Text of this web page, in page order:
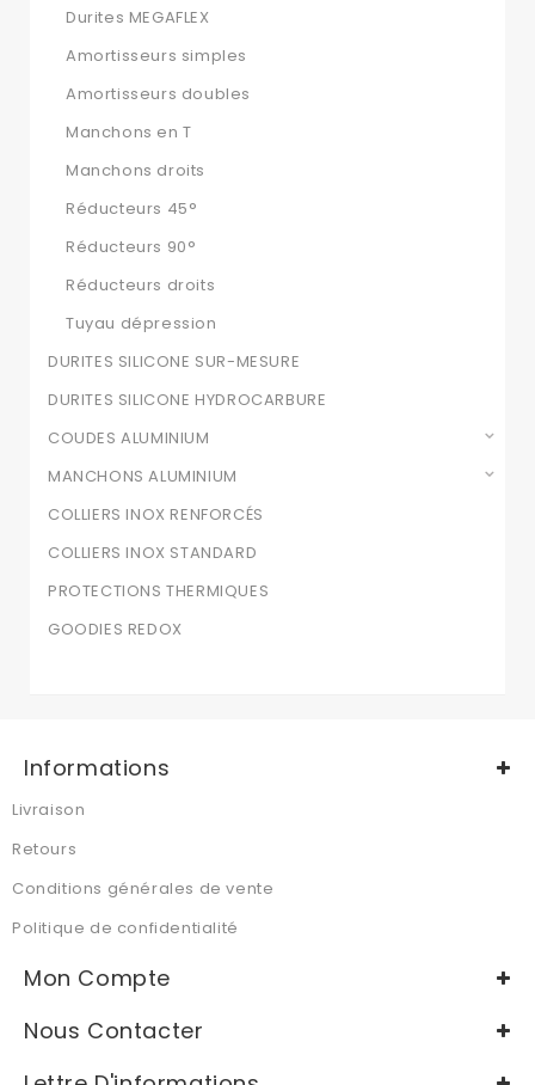
Durites MEGAFLEX
Amortisseurs simples
Amortisseurs doubles
Manchons en T
Manchons droits
Réducteurs 45°
Réducteurs 90°
Réducteurs droits
Tuyau dépression
DURITES SILICONE SUR-MESURE
DURITES SILICONE HYDROCARBURE
COUDES ALUMINIUM
MANCHONS ALUMINIUM
COLLIERS INOX RENFORCÉS
COLLIERS INOX STANDARD
PROTECTIONS THERMIQUES
GOODIES REDOX
Informations
Livraison
Retours
Conditions générales de vente
Politique de confidentialité
Mon Compte
Nous Contacter